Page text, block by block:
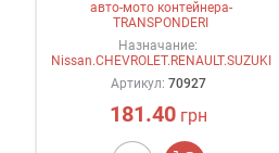
авто-мото контейнера-
TRANSPONDERI
Назначание:
Nissan.CHEVROLET.RENAULT.SUZUKI
Артикул: 70927
181.40грн